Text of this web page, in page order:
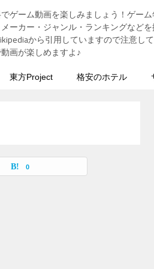
ゲーム動画を楽しみましょう！ゲー
ーカー・ジャンル・ランキングなど
から引用していますので注意し
画が楽しめますよ♪
東方Project 格安のホテル
0